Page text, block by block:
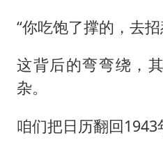
“你吃饱了撑的，去
这背后的弯弯绕，
杂。
咱们把日历翻回1943